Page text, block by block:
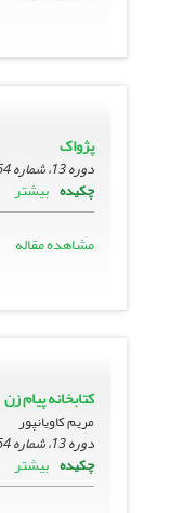
پژواک
دوره 13، شماره 154 ، دی 1383
چکیده بیشتر
مشاهده مقاله
کتابخانه پیام زن
مریم کاویانپور
دوره 13، شماره 154 ، دی 1383
چکیده بیشتر